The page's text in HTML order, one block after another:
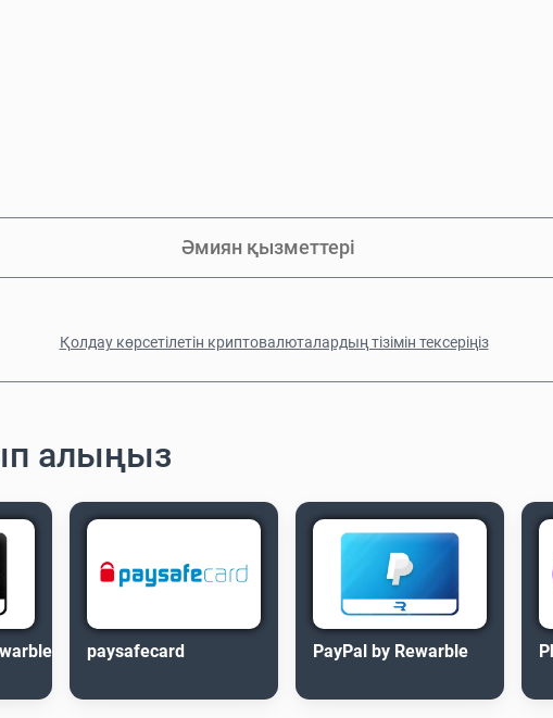
Әмиян қызметтері
Қолдау көрсетілетін криптовалюталардың тізімін тексеріңіз
алыңыз
paysafecard PayPal by Rewarble